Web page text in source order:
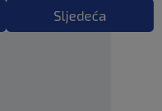
Sljedeća